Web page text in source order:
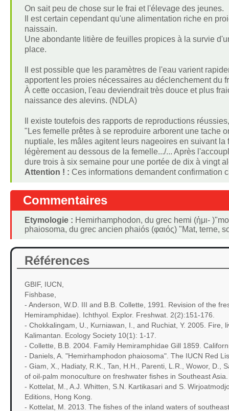
On sait peu de chose sur le frai et l'élevage des jeunes.
Il est certain cependant qu'une alimentation riche en
naissain.
Une abondante litière de feuilles propices à la survie
place.
Il est possible que les paramètres de l'eau varient
apportent les proies nécessaires au déclenchement du
À cette occasion, l'eau deviendrait très douce et plus
naissance des alevins. (NDLA)
Il existe toutefois des rapports de reproductions
"Les femelle prêtes à se reproduire arborent une tache
nuptiale, les mâles agitent leurs nageoires en suivant
légèrement au dessous de la femelle.../... Après
dure trois à six semaine pour une portée de dix à vingt
Attention ! : Ces informations demandent confirmation
Commentaires
Etymologie : Hemirhamphodon, du grec hemi (ἡμι-
phaiosoma, du grec ancien phaiós (φαιός) "Mat, terne,
Références
GBIF, IUCN,
Fishbase,
- Anderson, W.D. III and B.B. Collette, 1991. Revision of the
Hemiramphidae). Ichthyol. Explor. Freshwat. 2(2):151-176.
- Chokkalingam, U., Kurniawan, I., and Ruchiat, Y. 2005.
Kalimantan. Ecology Society 10(1): 1-17.
- Collette, B.B. 2004. Family Hemiramphidae Gill 1859.
- Daniels, A. "Hemirhamphodon phaiosoma". The IUCN Red
- Giam, X., Hadiaty, R.K., Tan, H.H., Parenti, L.R., Wowor, D.,
of oil‐palm monoculture on freshwater fishes in Southeast
- Kottelat, M., A.J. Whitten, S.N. Kartikasari and S.
Editions, Hong Kong.
- Kottelat, M. 2013. The fishes of the inland waters of